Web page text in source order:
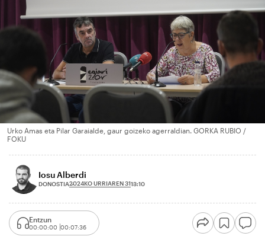
Urko Amas eta Pilar Garaialde, gaur goizeko agerraldian. GORKA RUBIO /
FOKU
Iosu Alberdi
DONOSTIA2024KO URRIAREN 3113:10
Entzun
00:00:00 00:07:36